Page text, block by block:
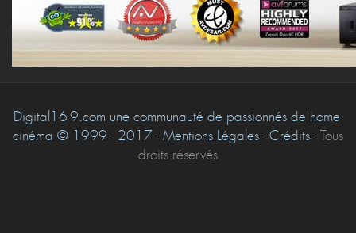
Digital16-9.com une communauté de passionnés de home-
cinéma © 1999 - 2017 - Mentions Légales - Crédits -Tous
droits réservés